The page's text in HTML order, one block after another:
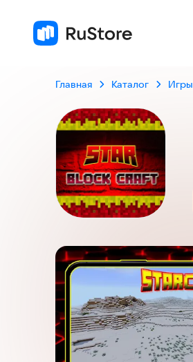
Главная Каталог Игры
Скриншоты